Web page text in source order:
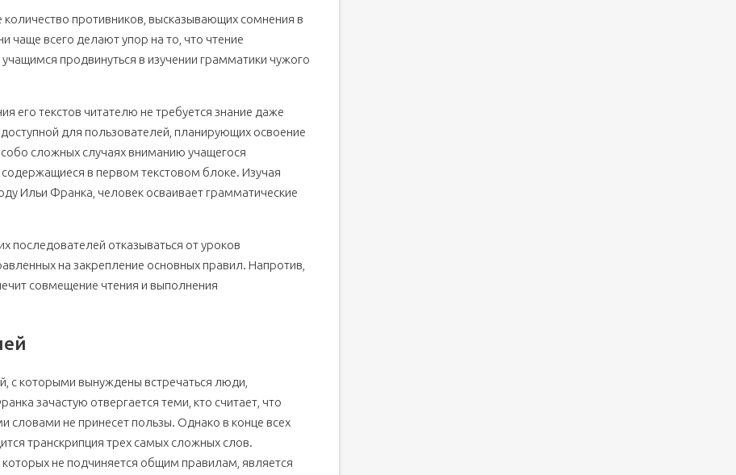
противников, высказывающих сомнения в
чаще всего делают упор на то, что чтение
продвинуться в изучении грамматики чужого
его текстов читателю не требуется знание даже
для пользователей, планирующих освоение
сложных случаях вниманию учащегося
в первом текстовом блоке. Изучая
Ильи Франка, человек осваивает грамматические
последователей отказываться от уроков
на закрепление основных правил. Напротив,
совмещение чтения и выполнения
с которыми вынуждены встречаться люди,
зачастую отвергается теми, кто считает, что
словами не принесет пользы. Однако в конце всех
транскрипция трех самых сложных слов.
не подчиняется общим правилам, является